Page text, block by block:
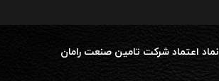
نماد اعتماد شرکت تامین صنعت رامان